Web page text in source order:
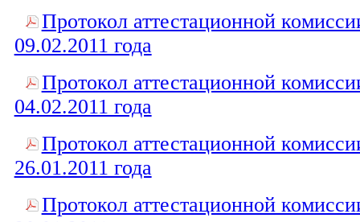
Протокол аттестационной
09.02.2011 года
Протокол аттестационной
04.02.2011 года
Протокол аттестационной
26.01.2011 года
Протокол аттестационной